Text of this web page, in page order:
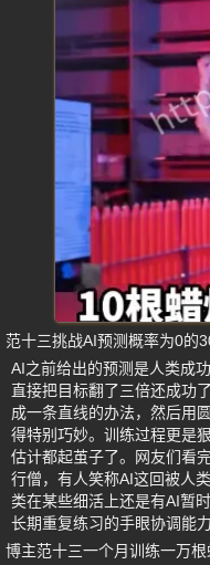
范十三挑战AI预测概率为0的
AI之前给出的预测是人类成
直接把目标翻了三倍还成功
成一条直线的办法，然后用
得特别巧妙。训练过程更是
估计都起茧子了。网友们看
行僧，有人笑称AI这回被人
类在某些细活上还是有AI暂
长期重复练习的手眼协调能力
博主范十三一个月训练一万